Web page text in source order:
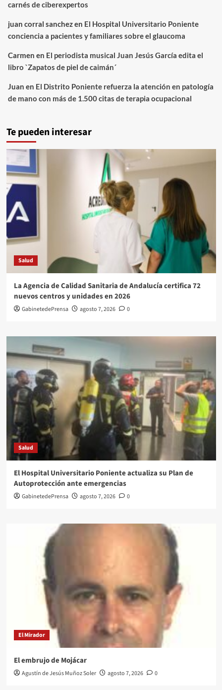
carnés de ciberexpertos
juan corral sanchezen El Hospital Universitario Poniente
conciencia a pacientes y familiares sobre el glaucoma
Carmen en El periodista musical Juan Jesús García edita el
libro `Zapatos de piel de caimán´
Juan en El Distrito Poniente refuerza la atención en patología
de mano con más de 1.500 citas de terapia ocupacional
Te pueden interesar
Salud
La Agencia de Calidad Sanitaria de Andalucía certifica 72
nuevos centros y unidades en 2026
GabinetedePrensa agosto 7, 2026 0
Salud
El Hospital Universitario Poniente actualiza su Plan de
Autoprotección ante emergencias
GabinetedePrensa agosto 7, 2026 0
El Mirador
El embrujo de Mojácar
Agustín de Jesús Muñoz Soler agosto 7, 2026 0